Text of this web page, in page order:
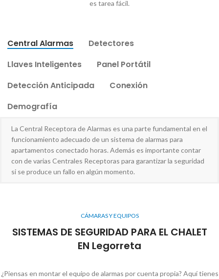
es tarea fácil.
Central Alarmas
Detectores
Llaves Inteligentes
Panel Portátil
Detección Anticipada
Conexión
Demografía
La Central Receptora de Alarmas es una parte fundamental en el
funcionamiento adecuado de un sistema de alarmas para
apartamentos conectado horas. Además es importante contar
con de varias Centrales Receptoras para garantizar la seguridad
si se produce un fallo en algún momento.
CÁMARAS Y EQUIPOS
SISTEMAS DE SEGURIDAD PARA EL CHALET
EN Legorreta
¿Piensas en montar el equipo de alarmas por cuenta propia? Aquí tienes